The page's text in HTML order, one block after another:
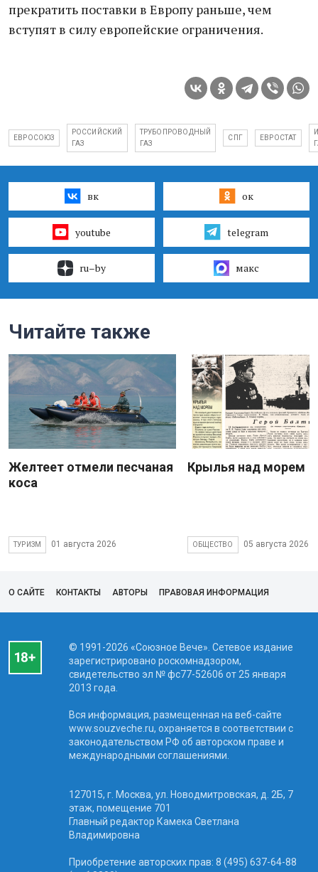
прекратить поставки в Европу раньше, чем
вступят в силу европейские ограничения.
ЕВРОСОЮЗ
РОССИЙСКИЙ
ГАЗ
ТРУБОПРОВОДНЫЙ
ГАЗ
СПГ ЕВРОСТАТ
вк ок
youtube telegram
ru–by макс
Читайте также
Желтеет отмели песчаная
коса
ТУРИЗМ 01 августа 2026
Крылья над морем
ОБЩЕСТВО 05 августа 2026
О САЙТЕ КОНТАКТЫ АВТОРЫ ПРАВОВАЯ ИНФОРМАЦИЯ
© 1991-2026 «Союзное Вече». Сетевое издание
зарегистрировано роскомнадзором,
свидетельство эл № фc77-52606 от 25 января
2013 года.
Вся информация, размещенная на веб-сайте
www.souzveche.ru, охраняется в соответствии с
законодательством РФ об авторском праве и
международными соглашениями.
127015, г. Москва, ул. Новодмитровская, д. 2Б, 7
этаж, помещение 701
Главный редактор Камека Светлана
Владимировна
Приобретение авторских прав: 8 (495) 637-64-88